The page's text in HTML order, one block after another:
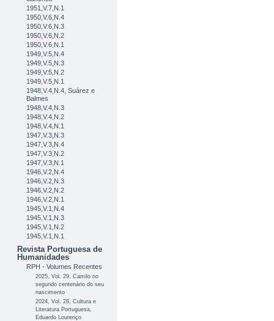
1951,V.7,N.1
1950,V.6,N.4
1950,V.6,N.3
1950,V.6,N.2
1950,V.6,N.1
1949,V.5,N.4
1949,V.5,N.3
1949,V.5,N.2
1949,V.5,N.1
1948,V.4,N.4, Suárez e
Balmes
1948,V.4,N.3
1948,V.4,N.2
1948,V.4,N.1
1947,V.3,N.3
1947,V.3,N.4
1947,V.3,N.2
1947,V.3,N.1
1946,V.2,N.4
1946,V.2,N.3
1946,V.2,N.2
1946,V.2,N.1
1945,V.1,N.4
1945,V.1,N.3
1945,V.1,N.2
1945,V.1,N.1
Revista Portuguesa de
Humanidades
RPH - Volumes Recentes
2025, Vol. 29, Camilo no
segundo centenário do seu
nascimento
2024, Vol. 28, Cultura e
Literatura Portuguesa,
Eduardo Lourenço